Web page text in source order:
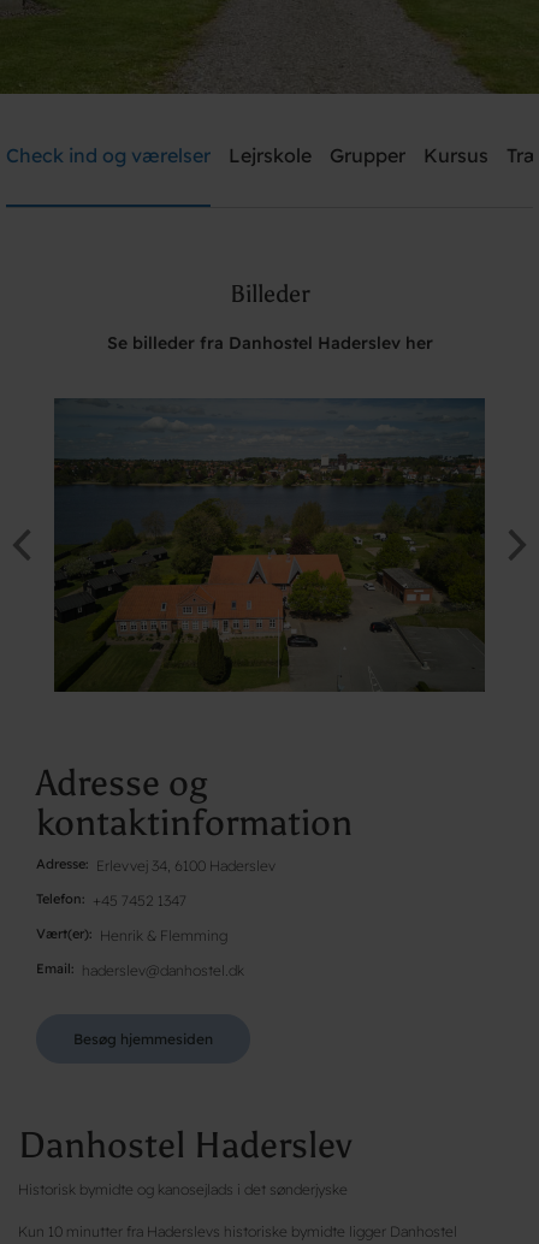
Brug for hjælp? Ring+45 7452 1347
Check ind og værelser Lejrskole Grupper Kursus
Billeder
Se billeder fra Danhostel Haderslev her
Adresse og
kontaktinformation
Adresse Erlevvej 34, 6100 Haderslev
Telefon +45 7452 1347
Vært(er) Henrik & Flemming
Email haderslev@danhostel.dk
Besøg hjemmesiden
Danhostel Haderslev
Historisk bymidte og kanosejlads i det sønderjyske
Kun 10 minutter fra Haderslevs historiske bymidte ligger Danhostel